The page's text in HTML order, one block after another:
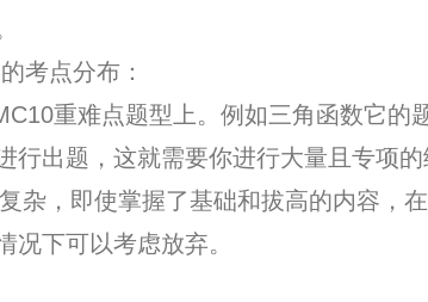
考点分布：
重难点题型上。例如三角函数它的
行出题，这就需要你进行大量且专项的
，即使掌握了基础和拔高的内容，
况下可以考虑放弃。